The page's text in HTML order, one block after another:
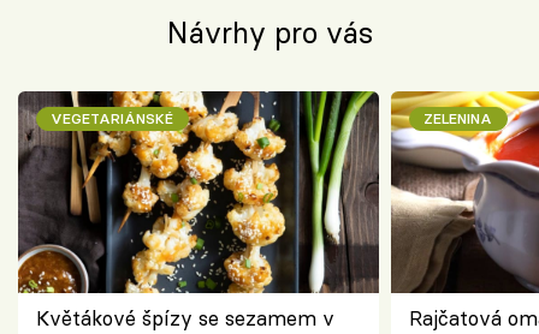
Návrhy pro vás
VEGETARIÁNSKÉ
Květákové špízy se sezamem v
ZELENINA
Rajčatová